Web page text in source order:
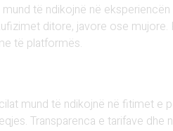
të ndikojnë në
ditore, javore ose
të platformës.
mund të ndikojnë në fitimet e
Transparenca e tarifave dhe